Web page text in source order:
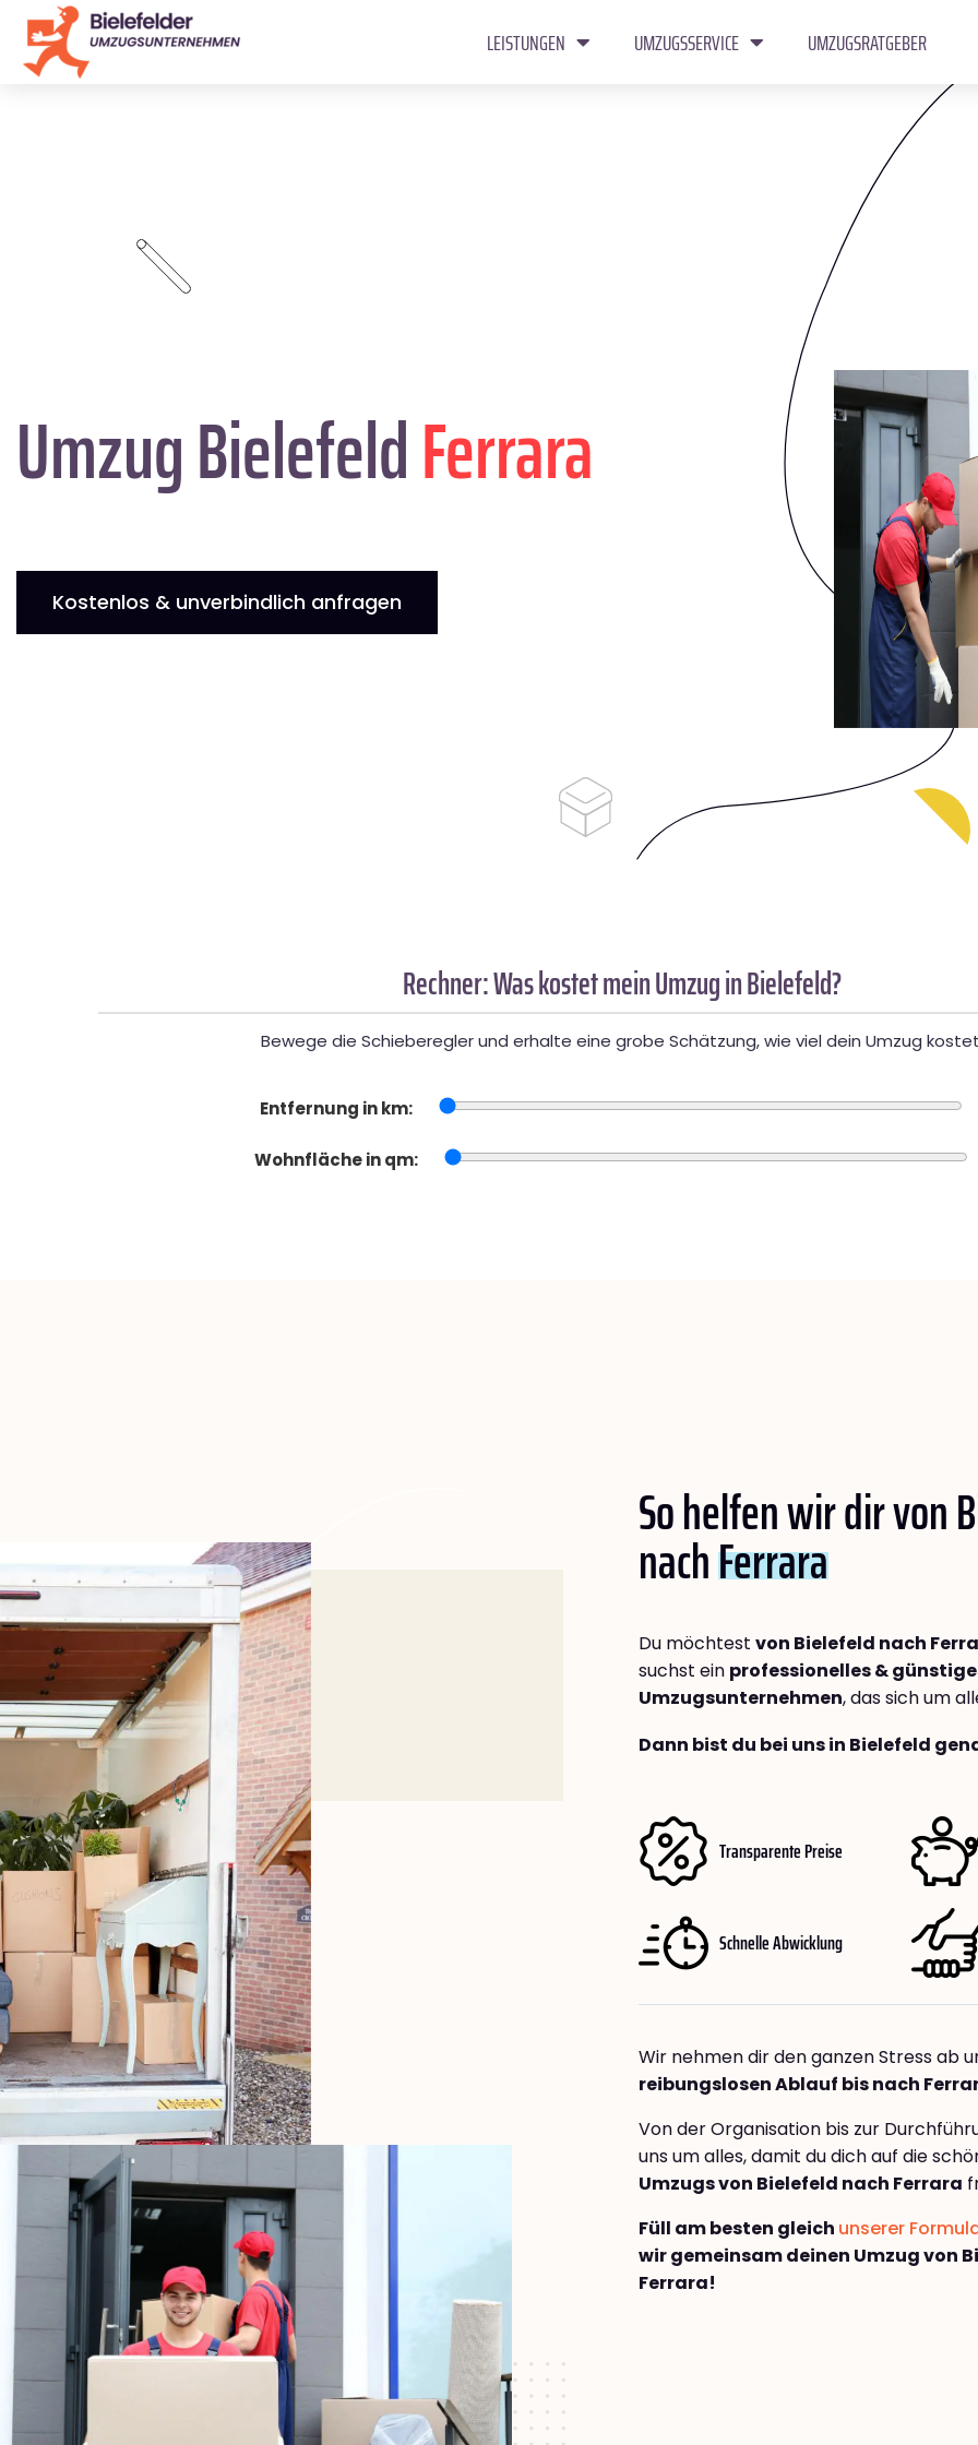
LEISTUNGEN UMZUGSSERVICE UMZUGSRATGEBER
Umzug BielefeldFerrara
Kostenlos & unverbindlich anfragen
Rechner: Was kostet mein Umzug in Bielefeld?
Bewege die Schieberegler und erhalte eine grobe Schätzung, wie viel dein Umzug
Entfernung in km:
Wohnfläche in qm:
So helfen wir dir von
nachFerrara
Du möchtest von Bielefeld nach
suchst ein professionelles &
Umzugsunternehmen, das sich um
Dann bist du bei uns in Bielefeld
Transparente Preise
Schnelle Abwicklung
Wir nehmen dir den ganzen Stress ab
reibungslosen Ablauf bis nach
Von der Organisation bis zur
uns um alles, damit du dich auf die
Umzugs von Bielefeld nach Ferrara
Füll am besten gleich unserer
wir gemeinsam deinen Umzug von
Ferrara!